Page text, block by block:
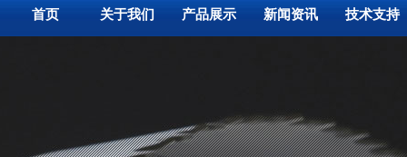
首页 关于我们 产品展示 新闻资讯 技术支持